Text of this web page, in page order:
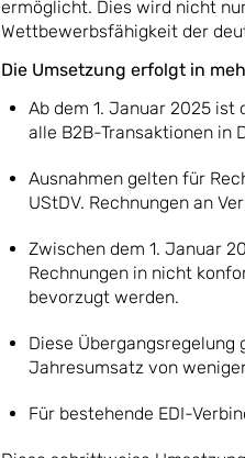
ermöglicht. Dies wird nicht
Wettbewerbsfähigkeit der
Die Umsetzung erfolgt in
Ab dem 1. Januar 2025 ist
alle B2B-Transaktionen in
Ausnahmen gelten für
UStDV. Rechnungen an
Zwischen dem 1. Januar
Rechnungen in nicht
bevorzugt werden.
Diese Übergangsregelung
Jahresumsatz von
Für bestehende EDI-